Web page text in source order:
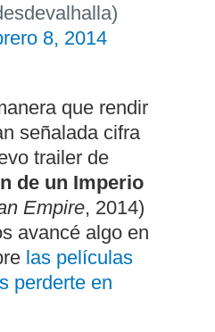
8, 2014
que rendir
señalada cifra
trailer de
de un Imperio
Empire, 2014)
avancé algo en
las películas
perderte en